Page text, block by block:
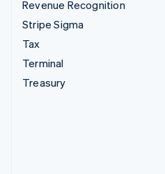
Revenue Recognition
Stripe Sigma
Tax
Terminal
Treasury